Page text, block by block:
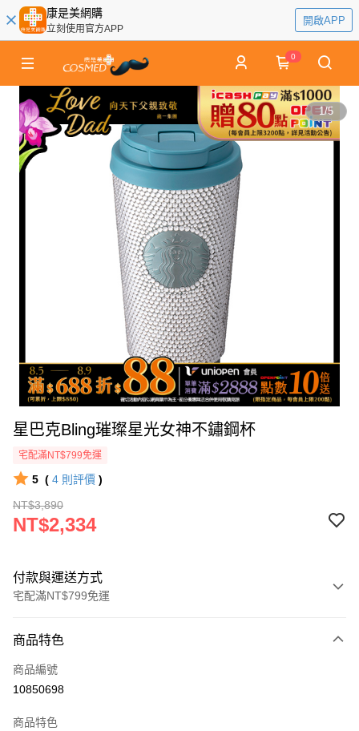
康是美網購
立刻使用官方APP
開啟APP
0
1/5
星巴克Bling璀璨星光女神不鏽鋼杯
宅配滿NT$799免運
5 ( 4 則評價 )
NT$3,890
NT$2,334
付款與運送方式
宅配滿NT$799免運
icash Pay
信用卡一次付款
商品特色
商品編號
10850698
商品特色